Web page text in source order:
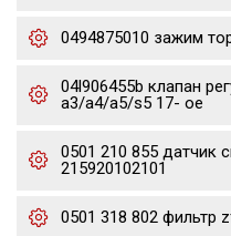
0494875010 зажим
04l906455b клапан
a3/a4/a5/s5 17- oe
0501 210 855 датчик
215920102101
0501 318 802 фильтр